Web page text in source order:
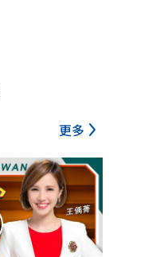
更多